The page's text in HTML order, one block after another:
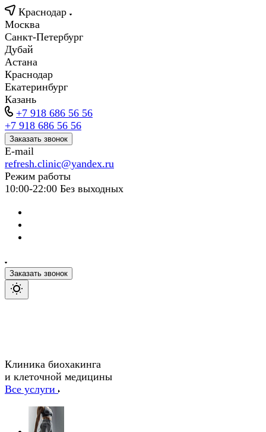
Краснодар
Москва
Санкт-Петербург
Дубай
Астана
Краснодар
Екатеринбург
Казань
+7 918 686 56 56
+7 918 686 56 56
Заказать звонок
E-mail
refresh.clinic@yandex.ru
Режим работы
10:00-22:00 Без выходных
Заказать звонок
Клиника биохакинга
и клеточной медицины
Все услуги